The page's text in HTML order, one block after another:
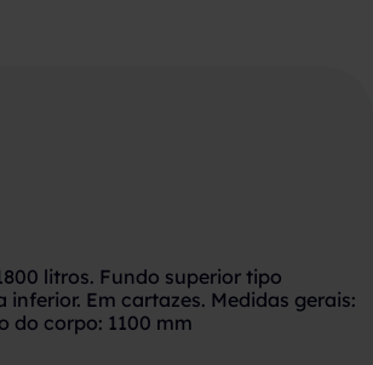
litros. Fundo superior tipo
Em cartazes. Medidas gerais:
do corpo: 1100 mm